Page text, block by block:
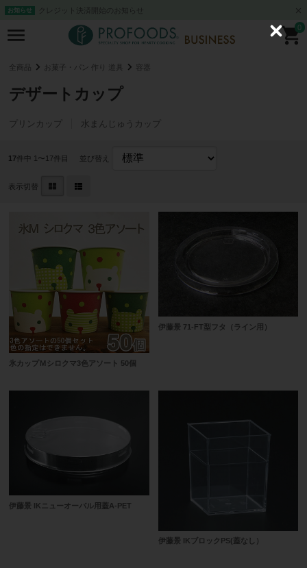
お知らせ クレジット決済開始のお知らせ
0
全商品 お菓子・パン 作り 道具 容器
デザートカップ
プリンカップ 水まんじゅうカップ
17件中 1〜17件目 並び替え
表示切替
氷カップＭシロクマ3色アソート 50個
伊藤景 71-FT型フタ（ライン用）
伊藤景 IKニューオーバル用蓋A-PET
伊藤景 IKブロックPS(蓋なし）
C